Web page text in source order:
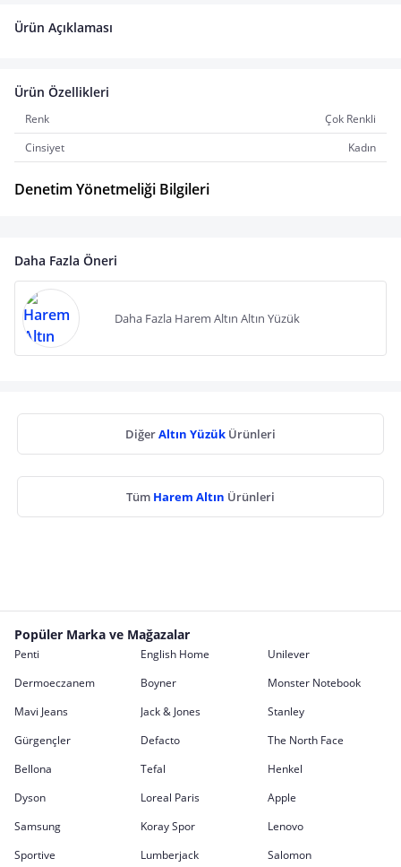
Ürün Açıklaması
Ürün Özellikleri
Renk
Çok Renkli
Cinsiyet
Kadın
Denetim Yönetmeliği Bilgileri
Daha Fazla Öneri
Daha Fazla Harem Altın Altın Yüzük
DiğerAltın Yüzük Ürünleri
Tüm Harem Altın Ürünleri
Popüler Marka ve Mağazalar
Penti English Home
Unilever
Dermoeczanem
Boyner
Monster Notebook
Mavi Jeans
Jack & Jones
Stanley
Gürgençler
Defacto
The North Face
Bellona
Tefal
Henkel
Dyson
Loreal Paris
Apple
Samsung
Koray Spor
Lenovo
Sportive
Lumberjack Salomon